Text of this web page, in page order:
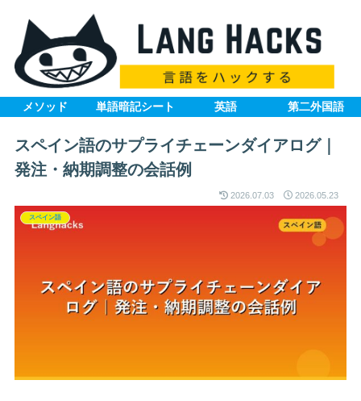
メソッド 単語暗記シート 英語 第二外国語
スペイン語のサプライチェーンダイアログ｜
発注・納期調整の会話例
2026.07.03 2026.05.23
スペイン語